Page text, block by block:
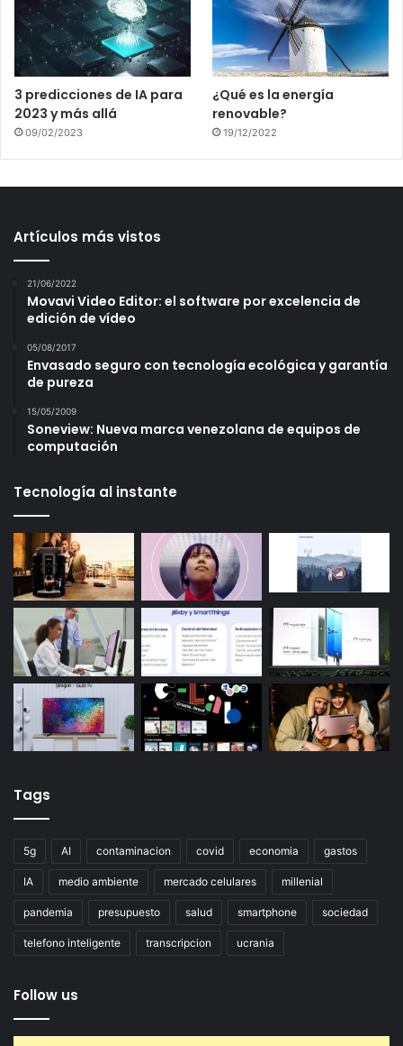
3 predicciones de IA para
2023 y más allá
09/02/2023
¿Qué es la energía
renovable?
19/12/2022
Artículos más vistos
21/06/2022
Movavi Video Editor: el software por excelencia de
edición de vídeo
05/08/2017
Envasado seguro con tecnología ecológica y garantía
de pureza
15/05/2009
Soneview: Nueva marca venezolana de equipos de
computación
Tecnología al instante
Tags
5g AI contaminacion covid economia gastos
IA medio ambiente mercado celulares millenial
pandemia presupuesto salud smartphone sociedad
telefono inteligente transcripcion ucrania
Follow us